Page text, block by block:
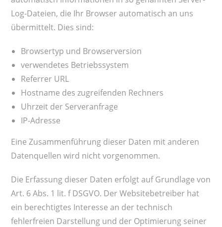
Log-Dateien, die Ihr Browser automatisch an uns
übermittelt. Dies sind:
Browsertyp und Browserversion
verwendetes Betriebssystem
Referrer URL
Hostname des zugreifenden Rechners
Uhrzeit der Serveranfrage
IP-Adresse
Eine Zusammenführung dieser Daten mit anderen
Datenquellen wird nicht vorgenommen.
Die Erfassung dieser Daten erfolgt auf Grundlage von
Art. 6 Abs. 1 lit. f DSGVO. Der Websitebetreiber hat
ein berechtigtes Interesse an der technisch
fehlerfreien Darstellung und der Optimierung seiner